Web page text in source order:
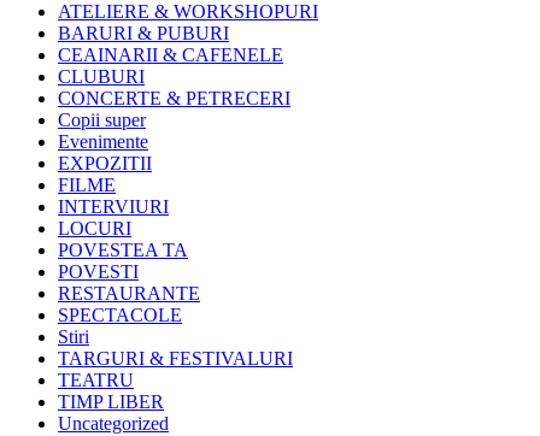
ATELIERE & WORKSHOPURI
BARURI & PUBURI
CEAINARII & CAFENELE
CLUBURI
CONCERTE & PETRECERI
Copii super
Evenimente
EXPOZITII
FILME
INTERVIURI
LOCURI
POVESTEA TA
POVESTI
RESTAURANTE
SPECTACOLE
Stiri
TARGURI & FESTIVALURI
TEATRU
TIMP LIBER
Uncategorized